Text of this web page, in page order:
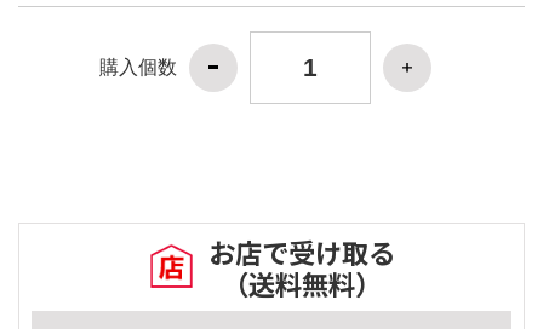
購入個数
お店で受け取る
（送料無料）